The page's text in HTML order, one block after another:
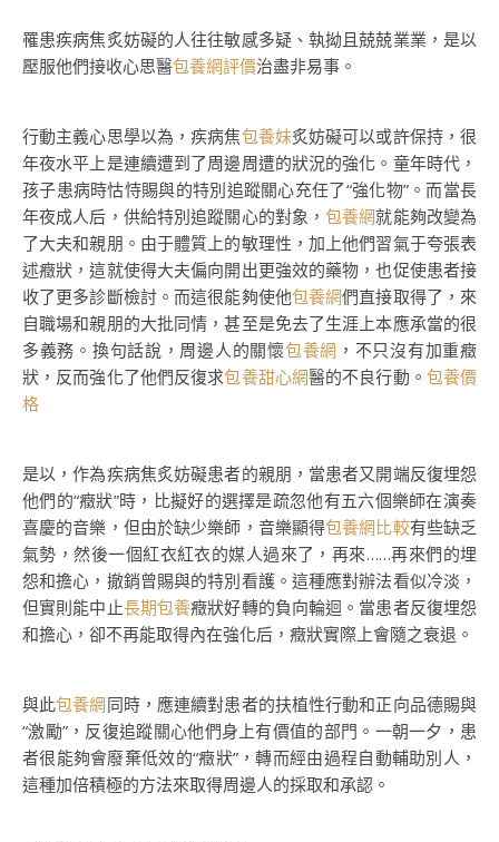
罹患疾病焦炙妨礙的人往往敏感多疑、執拗且兢兢業業，是以
壓服他們接收心思醫包養網評價治盡非易事。
行動主義心思學以為，疾病焦包養妹炙妨礙可以或許保持，很
年夜水平上是連續遭到了周邊周遭的狀況的強化。童年時代，
孩子患病時怙恃賜與的特別追蹤關心充任了“強化物”。而當長
年夜成人后，供給特別追蹤關心的對象，包養網就能夠改變為
了大夫和親朋。由于體質上的敏理性，加上他們習氣于夸張表
述癥狀，這就使得大夫偏向開出更強效的藥物，也促使患者接
收了更多診斷檢討。而這很能夠使他包養網們直接取得了，來
自職場和親朋的大批同情，甚至是免去了生涯上本應承當的很
多義務。換句話說，周邊人的關懷包養網 ，不只沒有加重癥
狀，反而強化了他們反復求包養甜心網醫的不良行動。 包養價
格
是以，作為疾病焦炙妨礙患者的親朋，當患者又開端反復埋怨
他們的“癥狀”時，比擬好的選擇是疏忽他有五六個樂師在演奏
喜慶的音樂，但由於缺少樂師，音樂顯得包養網比較有些缺乏
氣勢，然後一個紅衣紅衣的媒人過來了，再來……再來們的埋
怨和擔心，撤銷曾賜與的特別看護。這種應對辦法看似冷淡，
但實則能中止長期包養癥狀好轉的負向輪迴。當患者反復埋怨
和擔心，卻不再能取得內在強化后，癥狀實際上會隨之衰退。
與此包養網同時，應連續對患者的扶植性行動和正向品德賜與
“激勵”，反復追蹤關心他們身上有價值的部門。一朝一夕，患
者很能夠會廢棄低效的“癥狀”，轉而經由過程自動輔助別人，
這種加倍積極的方法來取得周邊人的採取和承認。